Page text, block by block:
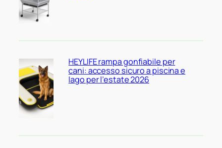
HEYLIFE rampa gonfiabile per
cani: accesso sicuro a piscina e
lago per l’estate 2026